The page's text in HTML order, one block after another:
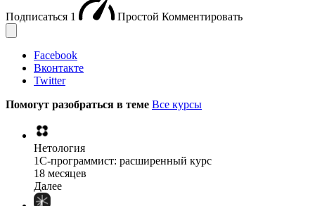
Подписаться 1 Простой Комментировать
Facebook
Вконтакте
Twitter
Помогут разобраться в теме Все курсы
Нетология
1C-программист: расширенный курс
18 месяцев
Далее